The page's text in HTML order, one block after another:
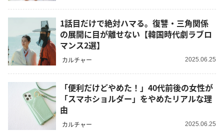
1話目だけで絶対ハマる。復讐・三角関係
の展開に目が離せない【韓国時代劇ラブロ
マンス2選】
カルチャー 2025.06.25
「便利だけどやめた！」40代前後の女性が
「スマホショルダー」をやめたリアルな理
由
カルチャー 2025.06.25